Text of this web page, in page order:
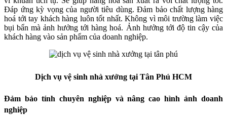
Đáp ứng kỳ vọng của người tiêu dùng. Đảm bảo chất lượng hàng
hoá tới tay khách hàng luôn tốt nhất. Không vì môi trường làm việc
bụi bẩn mà ảnh hưởng tới hàng hoá. Ảnh hưởng tới độ tin cậy của
khách hàng vào sản phẩm của doanh nghiệp.
Dịch vụ vệ sinh nhà xưởng tại Tân Phú HCM
Đảm bảo tính chuyên nghiệp và nâng cao hình ảnh doanh
nghiệp